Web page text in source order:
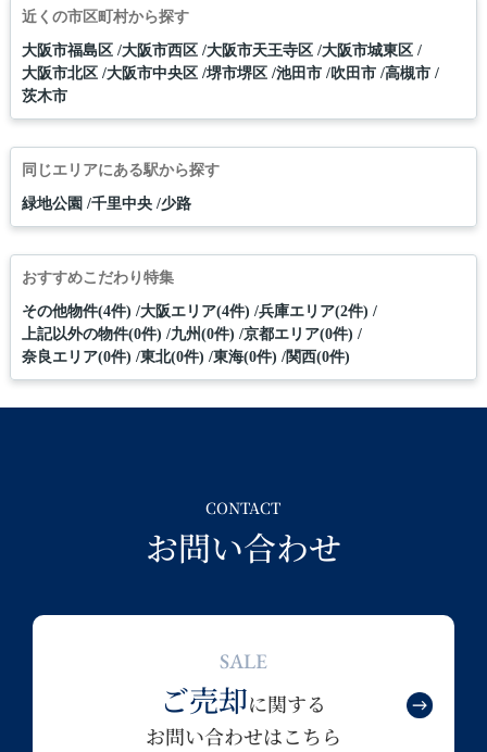
近くの市区町村から探す
大阪市福島区 大阪市西区 大阪市天王寺区 大阪市城東区
大阪市北区 大阪市中央区 堺市堺区 池田市 吹田市 高槻市
茨木市
同じエリアにある駅から探す
緑地公園 千里中央 少路
おすすめこだわり特集
その他物件(4件) 大阪エリア(4件) 兵庫エリア(2件)
上記以外の物件(0件) 九州(0件) 京都エリア(0件)
奈良エリア(0件) 東北(0件) 東海(0件) 関西(0件)
CONTACT
お問い合わせ
SALE
ご売却に関する
お問い合わせはこちら